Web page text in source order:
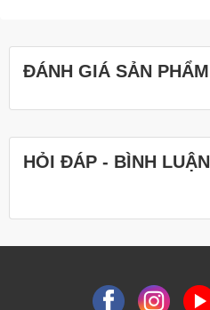
ĐÁNH GIÁ SẢN PHẨM
HỎI ĐÁP - BÌNH LUẬN